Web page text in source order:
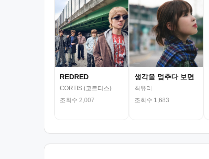
REDRED
CORTIS (코르티스)
조회수 2,007
생각을 멈추다 보면
최유리
조회수 1,683